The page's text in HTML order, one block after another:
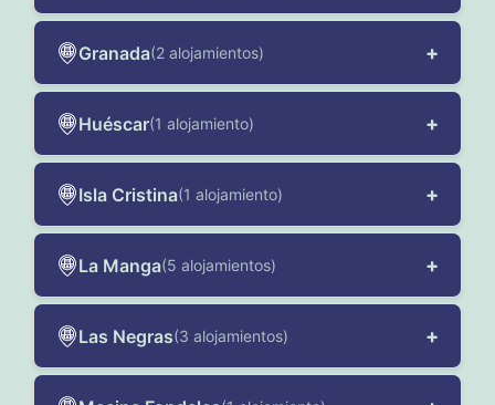
Granada(2 alojamientos) +
Huéscar(1 alojamiento) +
Isla Cristina(1 alojamiento) +
La Manga(5 alojamientos) +
Las Negras(3 alojamientos) +